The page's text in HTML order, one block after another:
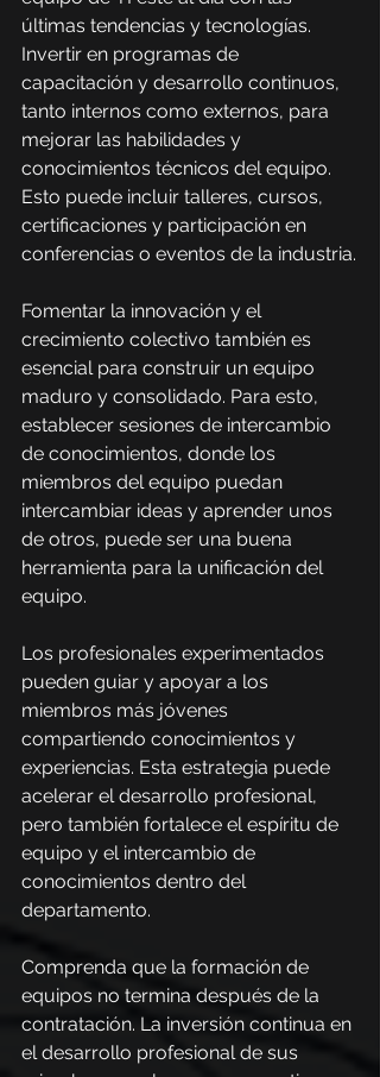
últimas tendencias y tecnologías.
Invertir en programas de
capacitación y desarrollo continuos,
tanto internos como externos, para
mejorar las habilidades y
conocimientos técnicos del equipo.
Esto puede incluir talleres, cursos,
certificaciones y participación en
conferencias o eventos de la industria.
Fomentar la innovación y el
crecimiento colectivo también es
esencial para construir un equipo
maduro y consolidado. Para esto,
establecer sesiones de intercambio
de conocimientos, donde los
miembros del equipo puedan
intercambiar ideas y aprender unos
de otros, puede ser una buena
herramienta para la unificación del
equipo.
Los profesionales experimentados
pueden guiar y apoyar a los
miembros más jóvenes
compartiendo conocimientos y
experiencias. Esta estrategia puede
acelerar el desarrollo profesional,
pero también fortalece el espíritu de
equipo y el intercambio de
conocimientos dentro del
departamento.
Comprenda que la formación de
equipos no termina después de la
contratación. La inversión continua en
el desarrollo profesional de sus